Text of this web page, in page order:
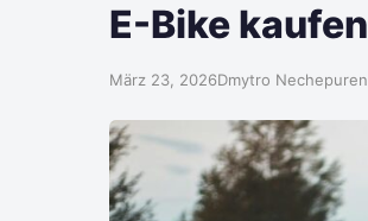
E-Bike
März 23, 2026Dmytro